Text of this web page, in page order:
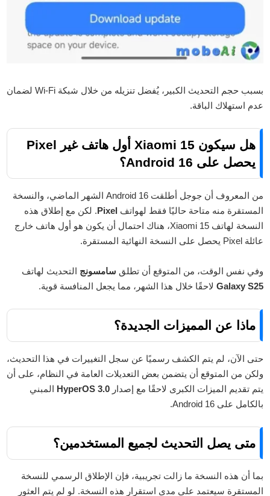
بسبب حجم التحديث الكبير، يُفضل تنزيله من خلال شبكة Wi-Fi لضمان
عدم استهلاك الباقة.
هل سيكون Xiaomi 15 أول هاتف غير Pixel
يحصل على Android 16؟
من المعروف أن جوجل أطلقت Android 16 الشهر الماضي، والنسخة
المستقرة منه متاحة حاليًا فقط لهواتف Pixel. لكن مع إطلاق هذه
النسخة لهاتف Xiaomi 15، هناك احتمال أن يكون هو أول هاتف خارج
عائلة Pixel يحصل على النسخة النهائية المستقرة.
وفي نفس الوقت، من المتوقع أن تطلق سامسونج التحديث لهاتف
Galaxy S25 لاحقًا خلال هذا الشهر، مما يجعل المنافسة قوية.
ماذا عن المميزات الجديدة؟
حتى الآن، لم يتم الكشف رسميًا عن سجل التغييرات في هذا التحديث،
ولكن من المتوقع أن يتضمن بعض التعديلات العامة في النظام، على أن
يتم تقديم الميزات الكبرى لاحقًا مع إصدار HyperOS 3.0 المبني
بالكامل على Android 16.
متى يصل التحديث لجميع المستخدمين؟
بما أن هذه النسخة ما زالت تجريبية، فإن الإطلاق الرسمي للنسخة
المستقرة سيعتمد على مدى استقرار هذه النسخة. لو لم يتم العثور